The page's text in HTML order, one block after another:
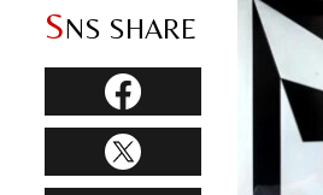
SNS SHARE